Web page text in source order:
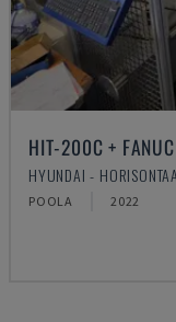
HIT-200C +
HYUNDAI -
POOLA 2022